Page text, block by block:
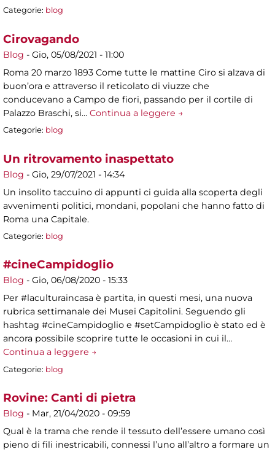
Categorie: blog
Cirovagando
Blog - Gio, 05/08/2021 - 11:00
Roma 20 marzo 1893 Come tutte le mattine Ciro si alzava di
buon’ora e attraverso il reticolato di viuzze che
conducevano a Campo de fiori, passando per il cortile di
Palazzo Braschi, si… Continua a leggere →
Categorie: blog
Un ritrovamento inaspettato
Blog - Gio, 29/07/2021 - 14:34
Un insolito taccuino di appunti ci guida alla scoperta degli
avvenimenti politici, mondani, popolani che hanno fatto di
Roma una Capitale.
Categorie: blog
#cineCampidoglio
Blog - Gio, 06/08/2020 - 15:33
Per #laculturaincasa è partita, in questi mesi, una nuova
rubrica settimanale dei Musei Capitolini. Seguendo gli
hashtag #cineCampidoglio e #setCampidoglio è stato ed è
ancora possibile scoprire tutte le occasioni in cui il…
Continua a leggere →
Categorie: blog
Rovine: Canti di pietra
Blog - Mar, 21/04/2020 - 09:59
Qual è la trama che rende il tessuto dell’essere umano così
pieno di fili inestricabili, connessi l’uno all’altro a formare un